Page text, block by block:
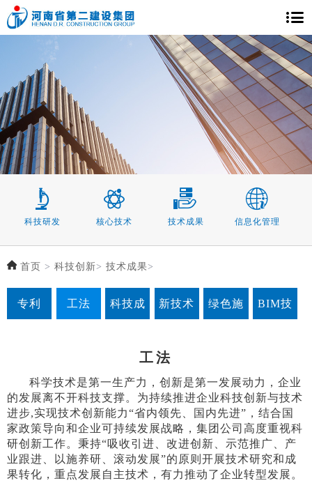
科技研发 核心技术 技术成果 信息化管理
首页 > 科技创新> 技术成果>
专利 工法 科技成 新技术
范工程
绿色施 BIM技
工法
科学技术是第一生产力，创新是第一发展动力，企业
的发展离不开科技支撑。为持续推进企业科技创新与技术
进步,实现技术创新能力“省内领先、国内先进” ，结合国
家政策导向和企业可持续发展战略，集团公司高度重视科
研创新工作。秉持“吸收引进、改进创新、示范推广、产
业跟进、以施养研、滚动发展”的原则开展技术研究和成
果转化，重点发展自主技术，有力推动了企业转型发展。